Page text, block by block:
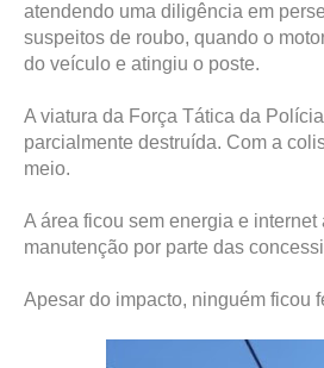
atendendo uma diligência em
suspeitos de roubo, quando o
do veículo e atingiu o poste.
A viatura da Força Tática da
parcialmente destruída. Com a
meio.
A área ficou sem energia e internet
manutenção por parte das
Apesar do impacto, ninguém ficou